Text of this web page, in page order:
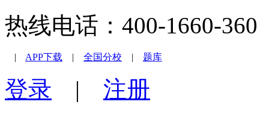
热线电话：400-1660-
| APP下载 | 全国分校 | 题库
登录 | 注册